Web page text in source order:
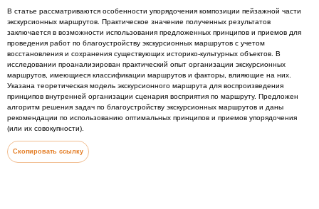
В статье рассматриваются особенности упорядочения композиции пейзажной части
экскурсионных маршрутов. Практическое значение полученных результатов
заключается в возможности использования предложенных принципов и приемов для
проведения работ по благоустройству экскурсионных маршрутов с учетом
восстановления и сохранения существующих историко-культурных объектов. В
исследовании проанализирован практический опыт организации экскурсионных
маршрутов, имеющиеся классификации маршрутов и факторы, влияющие на них.
Указана теоретическая модель экскурсионного маршрута для воспроизведения
принципов внутренней организации сценария восприятия по маршруту. Предложен
алгоритм решения задач по благоустройству экскурсионных маршрутов и даны
рекомендации по использованию оптимальных принципов и приемов упорядочения
(или их совокупности).
Скопировать ссылку